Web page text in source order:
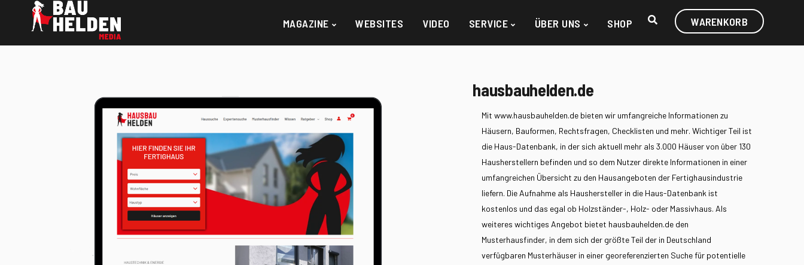
MAGAZINE WEBSITES VIDEO SERVICE ÜBER UNS SHOP WARENKORB
hausbauhelden.de
Mit www.hausbauhelden.de bieten wir umfangreiche Informationen zu
Häusern, Bauformen, Rechtsfragen, Checklisten und mehr. Wichtiger Teil ist
die Haus-Datenbank, in der sich aktuell mehr als 3.000 Häuser von über 130
Hausherstellern befinden und so dem Nutzer direkte Informationen in einer
umfangreichen Übersicht zu den Hausangeboten der Fertighausindustrie
liefern. Die Aufnahme als Haushersteller in die Haus-Datenbank ist
kostenlos und das egal ob Holzständer-, Holz- oder Massivhaus. Als
weiteres wichtiges Angebot bietet hausbauhelden.de den
Musterhausfinder, in dem sich der größte Teil der in Deutschland
verfügbaren Musterhäuser in einer georeferenzierten Suche für potentielle